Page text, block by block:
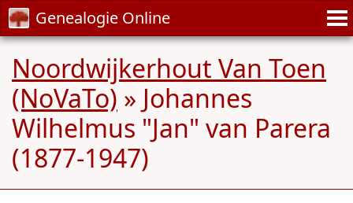
Genealogie Online
Noordwijkerhout Van Toen
(NoVaTo) » Johannes
Wilhelmus "Jan" van Parera
(1877-1947)